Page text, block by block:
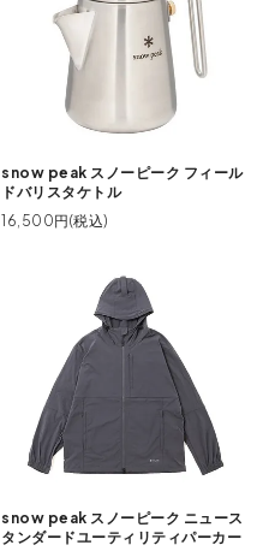
snow peak スノーピーク フィール
ドバリスタケトル
16,500円(税込)
snow peak スノーピーク ニュース
タンダードユーティリティパーカー